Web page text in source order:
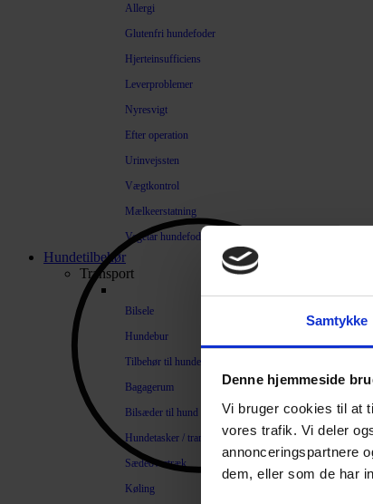
Samtykke
Denne hjemmeside
Vi bruger cookies til at
vores trafik. Vi deler
annonceringspartnere
dem, eller som de har
Allergi
Glutenfri hundefoder
Hjerteinsufficiens
Leverproblemer
Nyresvigt
Efter operation
Urinvejssten
Vægtkontrol
Mælkeerstatning
Vegetar hundefoder
Hundetilbehør
Transport
Bilsele
Hundebur
Tilbehør til hundebure
Bagagerum
Bilsæder til hund
Hundetasker / transportkasser
Sædeovertræk
Køling